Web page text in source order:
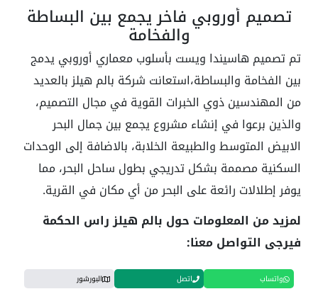
تصميم أوروبي فاخر يجمع بين البساطة
والفخامة
تم تصميم هاسيندا ويست بأسلوب معماري أوروبي يدمج
بين الفخامة والبساطة،استعانت شركة بالم هيلز بالعديد
من المهندسين ذوي الخبرات القوية في مجال التصميم،
والذين برعوا في إنشاء مشروع يجمع بين جمال البحر
الابيض المتوسط والطبيعة الخلابة، بالاضافة إلى الوحدات
السكنية مصممة بشكل تدريجي بطول ساحل البحر، مما
يوفر إطلالات رائعة على البحر من أي مكان في القرية.
لمزيد من المعلومات حول بالم هيلز راس الحكمة
فيرجى التواصل معنا:
واتساب اتصل البورشور